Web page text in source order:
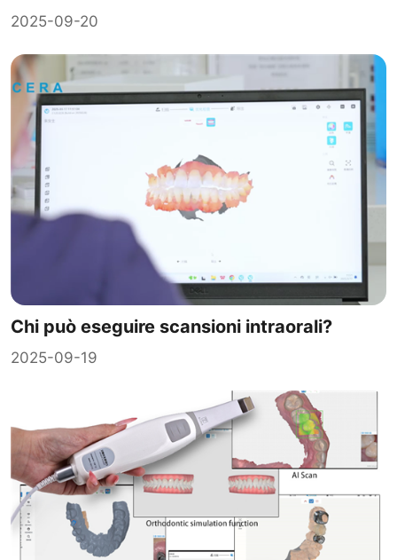
2025-09-20
Chi può eseguire scansioni intraorali?
2025-09-19